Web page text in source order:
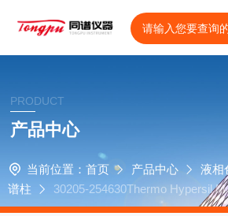
PRODUCT
产品中心
当前位置： 首页 产品中心 液相
谱柱
30205-254630Thermo Hypersil
相色谱柱